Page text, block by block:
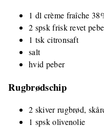
1 dl crème fraîche
2 spsk frisk revet
1 tsk citronsaft
salt
hvid peber
Rugbrødschip
2 skiver rugbrød,
1 spsk olivenolie